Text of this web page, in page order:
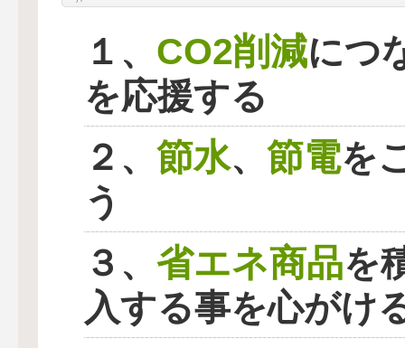
１、 CO2削減につ
を応援する
２、 節水、 節電を
う
３、 省エネ商品を
入する事を心がけ